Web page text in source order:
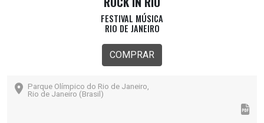
FESTIVAL MÚSICA
RIO DE JANEIRO
COMPRAR
Parque Olímpico do Rio de Janeiro,
Rio de Janeiro (Brasil)